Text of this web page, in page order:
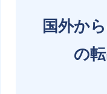
国外か
の